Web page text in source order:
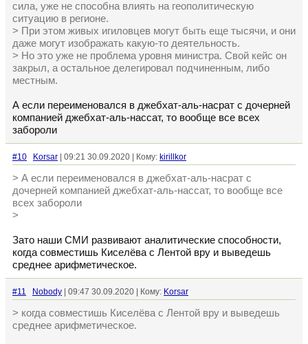
сила, уже не способна влиять на геополитическую
ситуацию в регионе.
> При этом живых игиловцев могут быть еще тысячи, и они
даже могут изображать какую-то деятельность.
> Но это уже не проблема уровня министра. Свой кейс он
закрыл, а остальное делегировал подчиненным, либо
местным.
А если переименовался в джебхат-аль-насрат с дочерней
компанией джебхат-аль-нассат, то вообще все всех
забороли
#10 Korsar | 09:21 30.09.2020 | Кому: kirillkor
> А если переименовался в джебхат-аль-насрат с
дочерней компанией джебхат-аль-нассат, то вообще все
всех забороли
>
Зато наши СМИ развивают аналитические способности,
когда совместишь Киселёва с Лентой вру и выведешь
среднее арифметическое.
#11 Nobody | 09:47 30.09.2020 | Кому: Korsar
> когда совместишь Киселёва с Лентой вру и выведешь
среднее арифметическое.